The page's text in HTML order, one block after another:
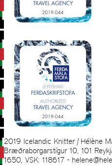
2019 Icelandic Knitter | Hélène
Bræðraborgarstígur 10, 101
1650, VSK: 118617 -